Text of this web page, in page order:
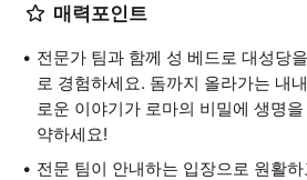
매력포인트
전문가 팀과 함께 성 베드로 대성당
로 경험하세요. 돔까지 올라가는 내
로운 이야기가 로마의 비밀에 생명
약하세요!
전문 팀이 안내하는 입장으로 원활